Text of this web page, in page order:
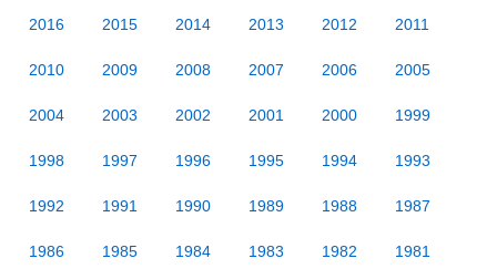
2016 2015 2014 2013 2012 2011
2010 2009 2008 2007 2006 2005
2004 2003 2002 2001 2000 1999
1998 1997 1996 1995 1994 1993
1992 1991 1990 1989 1988 1987
1986 1985 1984 1983 1982 1981